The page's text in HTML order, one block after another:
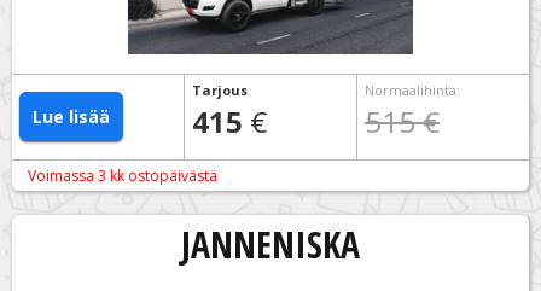
Lue lisää
Tarjous
415 €
Normaalihinta:
515 €
Voimassa 3 kk ostopäivästä
JANNENISKA